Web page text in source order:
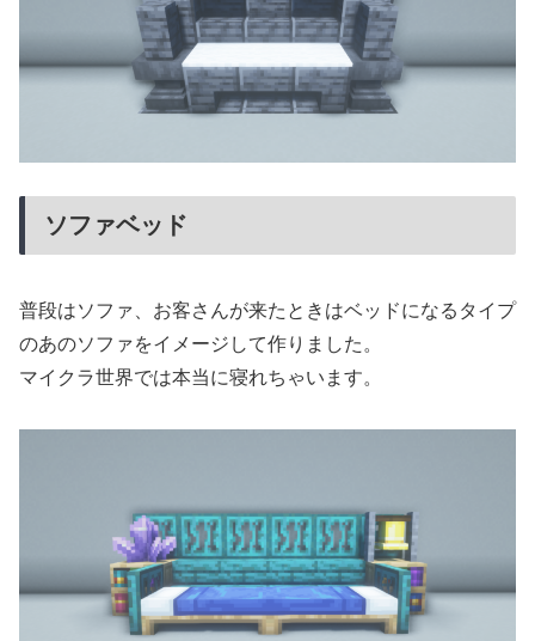
ソファベッド
普段はソファ、お客さんが来たときはベッドになるタイプ
のあのソファをイメージして作りました。
マイクラ世界では本当に寝れちゃいます。